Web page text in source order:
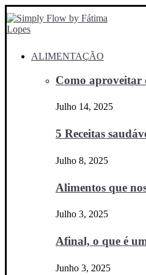
ALIMENTAÇÃO
Como aproveitar
Julho 14, 2025
5 Receitas
Julho 8, 2025
Alimentos que
Julho 3, 2025
Afinal, o que é
Junho 3, 2025